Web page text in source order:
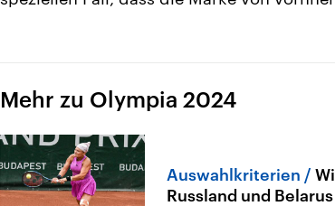
Mehr zu Olympia 2024
Auswahlkriterien
Russland und